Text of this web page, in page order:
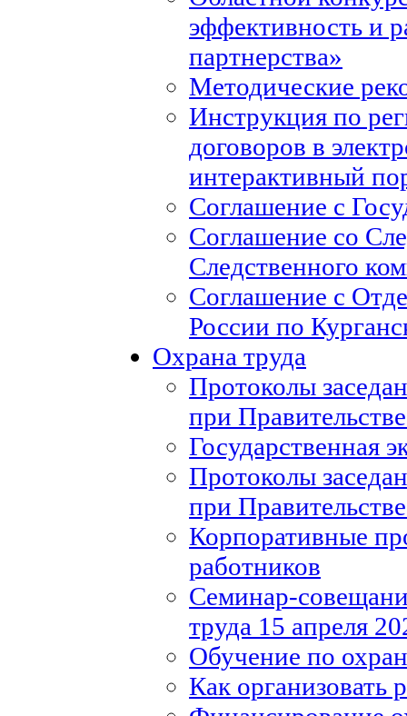
эффективность и
партнерства»
Методические
Инструкция по
договоров в
интерактивный
Соглашение с
Соглашение со
Следственного
Соглашение с
России по
Охрана труда
Протоколы
при
Государственная
Протоколы
при
Корпоративные
работников
Семинар-
труда 15 апреля
Обучение по
Как организовать